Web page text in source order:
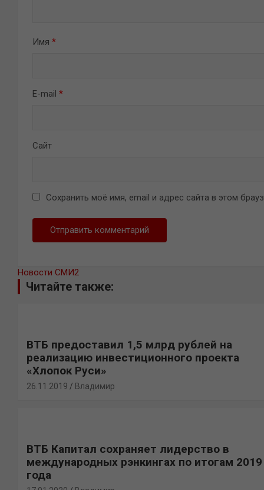
Имя *
E-mail *
Сайт
Сохранить моё имя, email и адрес сайта в этом
Новости СМИ2
Читайте также:
ВТБ предоставил 1,5 млрд рублей на
реализацию инвестиционного проекта
«Хлопок Руси»
26.11.2019 Владимир
ВТБ Капитал сохраняет лидерство в
международных рэнкингах по итогам 2019
года